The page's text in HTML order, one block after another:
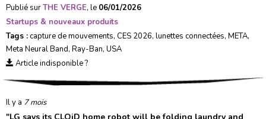
Publié surTHE VERGE, le 06/01/2026
Startups & nouveaux produits
Tags :capture de mouvements, CES 2026, lunettes connectées, META,
Meta Neural Band, Ray-Ban, USA
Article indisponible ?
Il y a 7 mois